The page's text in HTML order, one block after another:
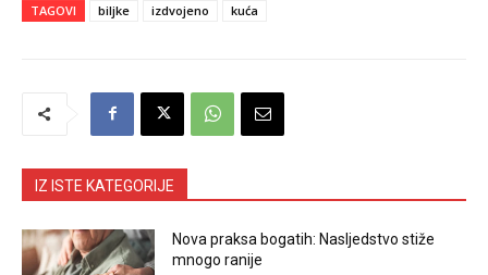
TAGOVI biljke izdvojeno kuća
IZ ISTE KATEGORIJE
Nova praksa bogatih: Nasljedstvo stiže
mnogo ranije